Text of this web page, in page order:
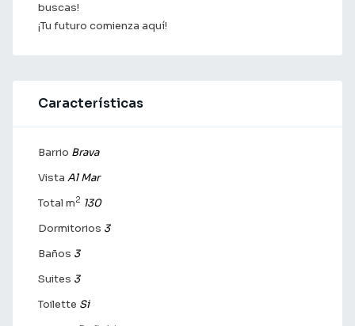
buscas!
¡Tu futuro comienza aquí!
Características
Barrio Brava
Vista Al Mar
Total m2 130
Dormitorios 3
Baños 3
Suites 3
Toilette Si